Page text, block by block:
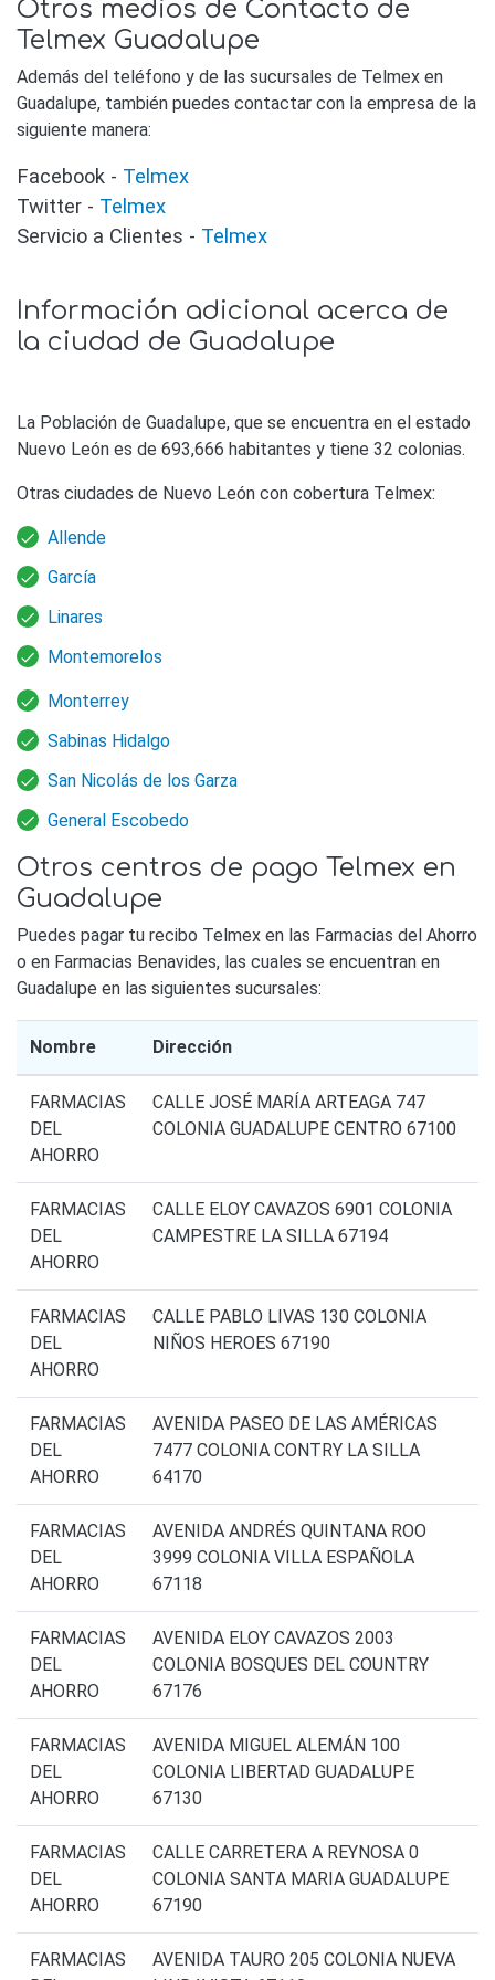
Otros medios de Contacto de
Telmex Guadalupe
Además del teléfono y de las sucursales de Telmex en
Guadalupe, también puedes contactar con la empresa de la
siguiente manera:
Facebook - Telmex
Twitter - Telmex
Servicio a Clientes - Telmex
Información adicional acerca de
la ciudad de Guadalupe
La Población de Guadalupe, que se encuentra en el estado
Nuevo León es de 693,666 habitantes y tiene 32 colonias.
Otras ciudades de Nuevo León con cobertura Telmex:
Allende
García
Linares
Montemorelos
Monterrey
Sabinas Hidalgo
San Nicolás de los Garza
General Escobedo
Otros centros de pago Telmex en
Guadalupe
Puedes pagar tu recibo Telmex en las Farmacias del Ahorro
o en Farmacias Benavides, las cuales se encuentran en
Guadalupe en las siguientes sucursales:
Nombre Dirección
FARMACIAS
DEL
AHORRO
CALLE JOSÉ MARÍA ARTEAGA 747
COLONIA GUADALUPE CENTRO 67100
FARMACIAS
DEL
AHORRO
CALLE ELOY CAVAZOS 6901 COLONIA
CAMPESTRE LA SILLA 67194
FARMACIAS
DEL
AHORRO
CALLE PABLO LIVAS 130 COLONIA
NIÑOS HEROES 67190
FARMACIAS
DEL
AHORRO
AVENIDA PASEO DE LAS AMÉRICAS
7477 COLONIA CONTRY LA SILLA
64170
FARMACIAS
DEL
AHORRO
AVENIDA ANDRÉS QUINTANA ROO
3999 COLONIA VILLA ESPAÑOLA
67118
FARMACIAS
DEL
AHORRO
AVENIDA ELOY CAVAZOS 2003
COLONIA BOSQUES DEL COUNTRY
67176
FARMACIAS
DEL
AHORRO
AVENIDA MIGUEL ALEMÁN 100
COLONIA LIBERTAD GUADALUPE
67130
FARMACIAS
DEL
AHORRO
CALLE CARRETERA A REYNOSA 0
COLONIA SANTA MARIA GUADALUPE
67190
FARMACIAS
AVENIDA TAURO 205 COLONIA NUEVA